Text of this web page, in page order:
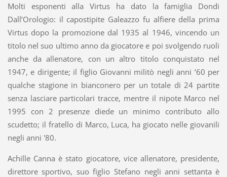
Molti esponenti alla Virtus ha dato la famiglia Dondi
Dall’Orologio: il capostipite Galeazzo fu alfiere della prima
Virtus dopo la promozione dal 1935 al 1946, vincendo un
titolo nel suo ultimo anno da giocatore e poi svolgendo ruoli
anche da allenatore, con un altro titolo conquistato nel
1947, e dirigente; il figlio Giovanni militò negli anni ’60 per
qualche stagione in bianconero per un totale di 24 partite
senza lasciare particolari tracce, mentre il nipote Marco nel
1995 con 2 presenze diede un minimo contributo allo
scudetto; il fratello di Marco, Luca, ha giocato nelle giovanili
negli anni '80.
Achille Canna è stato giocatore, vice allenatore, presidente,
direttore sportivo, suo figlio Stefano negli anni settanta è